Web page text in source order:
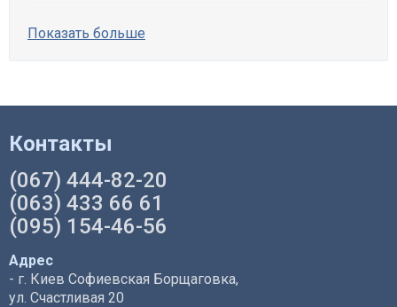
Показать больше
Контакты
(067) 444-82-20
(063) 433 66 61
(095) 154-46-56
Адрес
- г. Киев Софиевская Борщаговка,
ул. Счастливая 20